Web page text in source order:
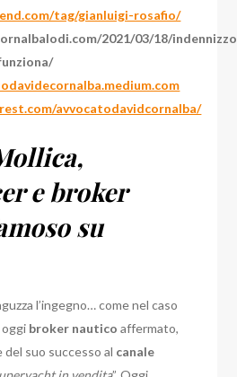
tag/gianluigi-rosafio/
2021/03/18/
avvocatodavidcornalba/
e broker
su
l’ingegno… come nel caso
oggi broker nautico affermato,
suo successo al canale